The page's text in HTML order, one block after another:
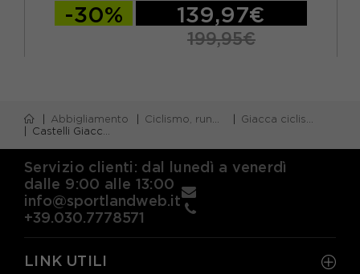
-30% 139,97€
199,95€
Abbigliamento Ciclismo, running e piscina
Giacca ciclismo
Castelli Giacca Ciclismo Alpha Flight Ros Light Nero Uomo
Servizio clienti: dal lunedì a venerdì
dalle 9:00 alle 13:00
info@sportlandweb.it
+39.030.7778571
LINK UTILI